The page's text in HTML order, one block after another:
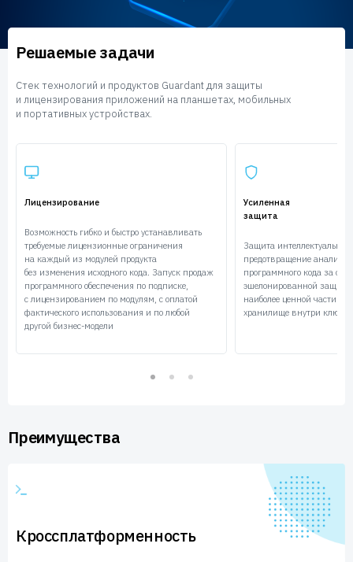
Пресс-центр
Новости
Экспертиза
Пресс-кит
Решаемые задачи
Стек технологий и продуктов Guardant для защиты
и лицензирования приложений на планшетах, мобильных
и портативных устройствах.
Лицензирование
Возможность гибко и быстро устанавливать
требуемые лицензионные ограничения
на каждый из модулей продукта
без изменения исходного кода. Запуск продаж
программного обеспечения по подписке,
с лицензированием по модулям, с оплатой
фактического использования и по любой
другой бизнес-модели
Усиленная
защита
Защита интеллектуальной
предотвращение
программного кода за
эшелонированной
наиболее ценной части
хранилище внутри ключа
Преимущества
Кроссплатформенность